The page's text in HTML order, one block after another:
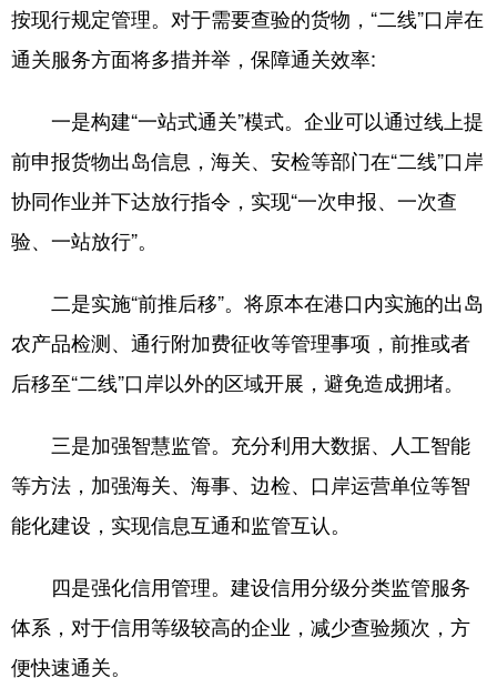
按现行规定管理。对于需要查验的货物，“二线”口岸在
通关服务方面将多措并举，保障通关效率:
一是构建“一站式通关”模式。企业可以通过线上提
前申报货物出岛信息，海关、安检等部门在“二线”口岸
协同作业并下达放行指令，实现“一次申报、一次查
验、一站放行”。
二是实施“前推后移”。将原本在港口内实施的出岛
农产品检测、通行附加费征收等管理事项，前推或者
后移至“二线”口岸以外的区域开展，避免造成拥堵。
三是加强智慧监管。充分利用大数据、人工智能
等方法，加强海关、海事、边检、口岸运营单位等智
能化建设，实现信息互通和监管互认。
四是强化信用管理。建设信用分级分类监管服务
体系，对于信用等级较高的企业，减少查验频次，方
便快速通关。